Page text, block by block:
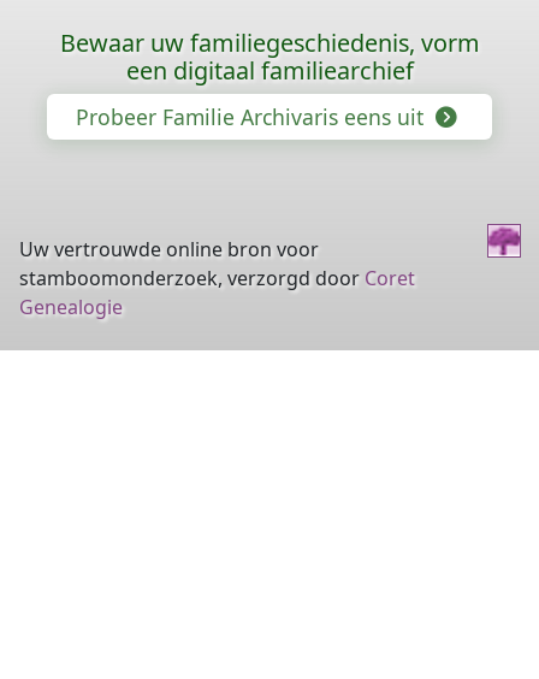
Bewaar uw familiegeschiedenis, vorm
een digitaal familiearchief
Probeer Familie Archivaris eens uit
Uw vertrouwde online bron voor
stamboomonderzoek, verzorgd door Coret
Genealogie